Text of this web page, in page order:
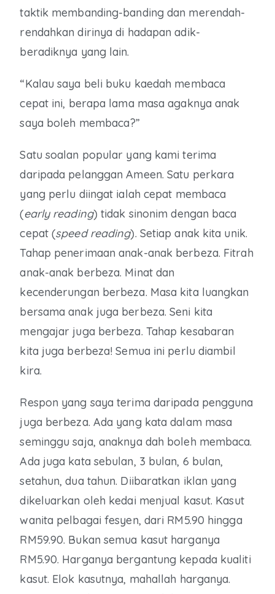
taktik membanding-banding dan merendah-
rendahkan dirinya di hadapan adik-
beradiknya yang lain.
“Kalau saya beli buku kaedah membaca
cepat ini, berapa lama masa agaknya anak
saya boleh membaca?”
Satu soalan popular yang kami terima
daripada pelanggan Ameen. Satu perkara
yang perlu diingat ialah cepat membaca
(early reading) tidak sinonim dengan baca
cepat (speed reading). Setiap anak kita unik.
Tahap penerimaan anak-anak berbeza. Fitrah
anak-anak berbeza. Minat dan
kecenderungan berbeza. Masa kita luangkan
bersama anak juga berbeza. Seni kita
mengajar juga berbeza. Tahap kesabaran
kita juga berbeza! Semua ini perlu diambil
kira.
Respon yang saya terima daripada pengguna
juga berbeza. Ada yang kata dalam masa
seminggu saja, anaknya dah boleh membaca.
Ada juga kata sebulan, 3 bulan, 6 bulan,
setahun, dua tahun. Diibaratkan iklan yang
dikeluarkan oleh kedai menjual kasut. Kasut
wanita pelbagai fesyen, dari RM5.90 hingga
RM59.90. Bukan semua kasut harganya
RM5.90. Harganya bergantung kepada kualiti
kasut. Elok kasutnya, mahallah harganya.